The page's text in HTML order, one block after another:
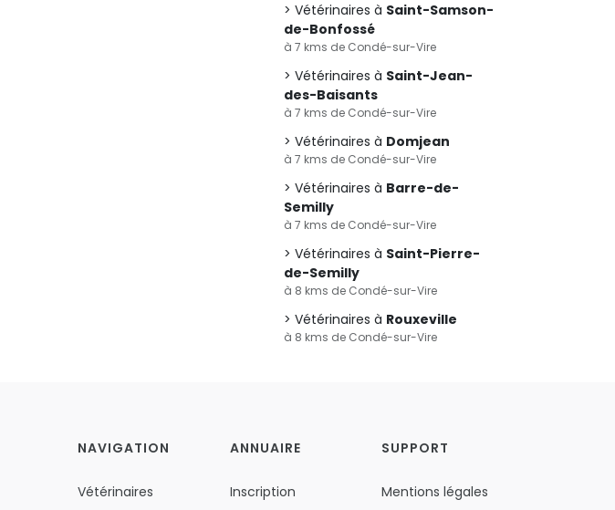
Vétérinaires à Saint-Samson-
de-Bonfossé
à 7 kms de Condé-sur-Vire
Vétérinaires à Saint-Jean-
des-Baisants
à 7 kms de Condé-sur-Vire
Vétérinaires à Domjean
à 7 kms de Condé-sur-Vire
Vétérinaires à Barre-de-
Semilly
à 7 kms de Condé-sur-Vire
Vétérinaires à Saint-Pierre-
de-Semilly
à 8 kms de Condé-sur-Vire
Vétérinaires à Rouxeville
à 8 kms de Condé-sur-Vire
NAVIGATION
Vétérinaires
ANNUAIRE
Inscription
SUPPORT
Mentions légales